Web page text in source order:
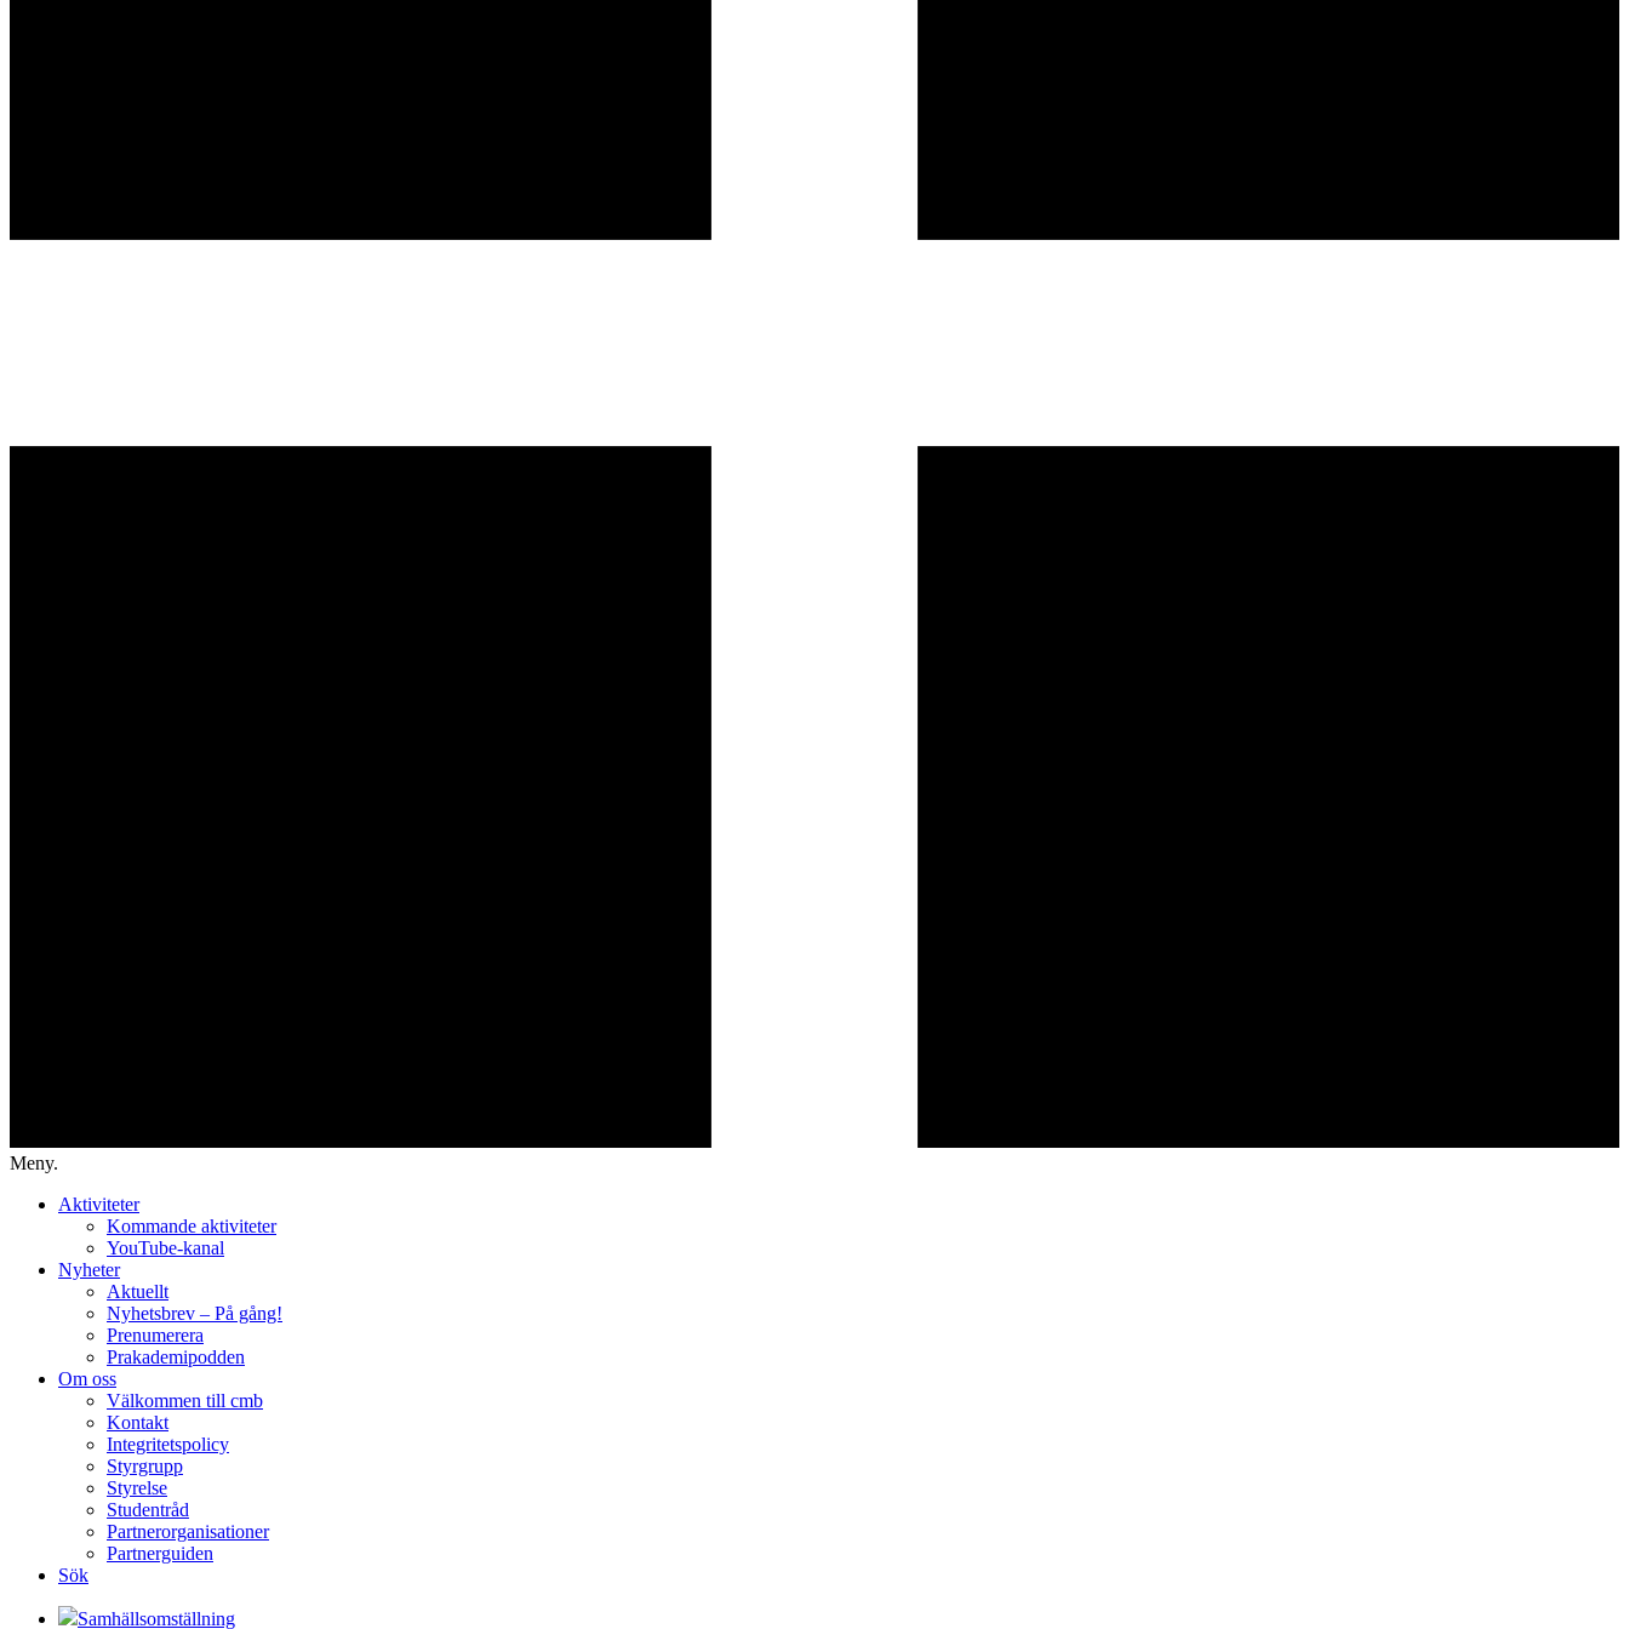
Meny.
Aktiviteter
Kommande aktiviteter
YouTube-kanal
Nyheter
Aktuellt
Nyhetsbrev – På gång!
Prenumerera
Prakademipodden
Om oss
Välkommen till cmb
Kontakt
Integritetspolicy
Styrgrupp
Styrelse
Studentråd
Partnerorganisationer
Partnerguiden
Sök
Samhällsomställning